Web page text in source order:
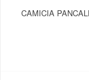
CAMICIA